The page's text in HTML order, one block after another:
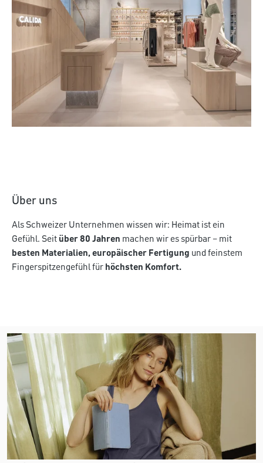
Über uns
Als Schweizer Unternehmen wissen wir: Heimat ist ein
Gefühl. Seit über 80 Jahren machen wir es spürbar – mit
besten Materialien, europäischer Fertigung und feinstem
Fingerspitzengefühl für höchsten Komfort.